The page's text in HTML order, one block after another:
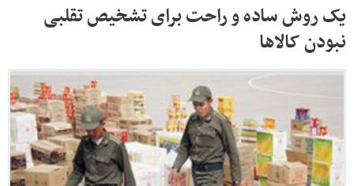
یک روش ساده و راحت برای تشخیص تقلبی
نبودن کالاها